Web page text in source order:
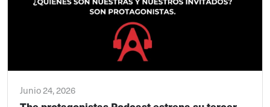
Junio 24, 2026